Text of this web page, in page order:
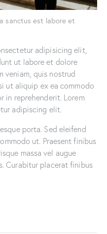
sanctus est labore et
adipisicing elit,
ut labore et dolore
veniam, quis nostrud
ut aliquip ex ea commodo
in reprehenderit. Lorem
adipiscing elit.
porta. Sed eleifend
ut. Praesent finibus
massa vel augue
Curabitur placerat finibus